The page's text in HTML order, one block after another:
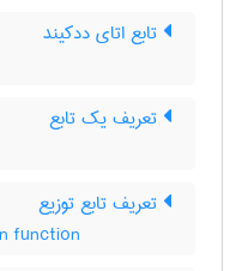
تابع اتای ددکیند
تعریف یک تابع
تعریف تابع توزیع
function